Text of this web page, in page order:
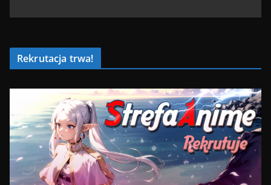
Rekrutacja trwa!